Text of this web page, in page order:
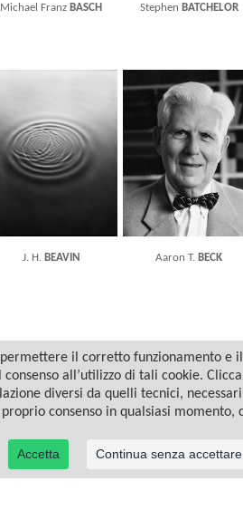
Michael Franz BASCH Stephen BATCHELOR
J. H. BEAVIN Aaron T. BECK
Astrolabio - Ubaldini Editore S.r.l. - P.IVA 10323461003 |
il corretto funzionamento e
all’utilizzo di tali cookie.
diversi da quelli tecnici,
consenso in qualsiasi momento,
Accetta Continua senza accettare